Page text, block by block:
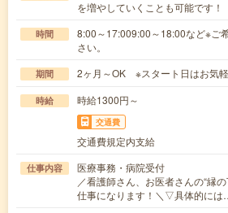
を増やしていくことも可能です！
時間
8:00～17:009:00～18:00など※ご
さい。
期間 2ヶ月～OK ※スタート日はお気軽
時給 時給1300円～
交通費
交通費規定内支給
仕事内容
医療事務・病院受付
／看護師さん、お医者さんの“縁
仕事になります！＼▽具体的に